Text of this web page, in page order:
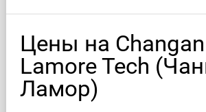
ХАРАКТЕРИСТИКИ
Цены на Changan
Lamore Tech
Ламор)